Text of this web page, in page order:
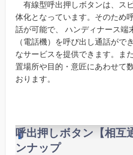
有線型呼出押しボタンは、ス
体化となっています。そのため
話が可能で、 ハンディナース端
（電話機）を呼び出し通話がで
なサービスを提供できます。ま
置場所や目的・意匠にあわせて
おります。
呼出押しボタン【相互
ンナップ